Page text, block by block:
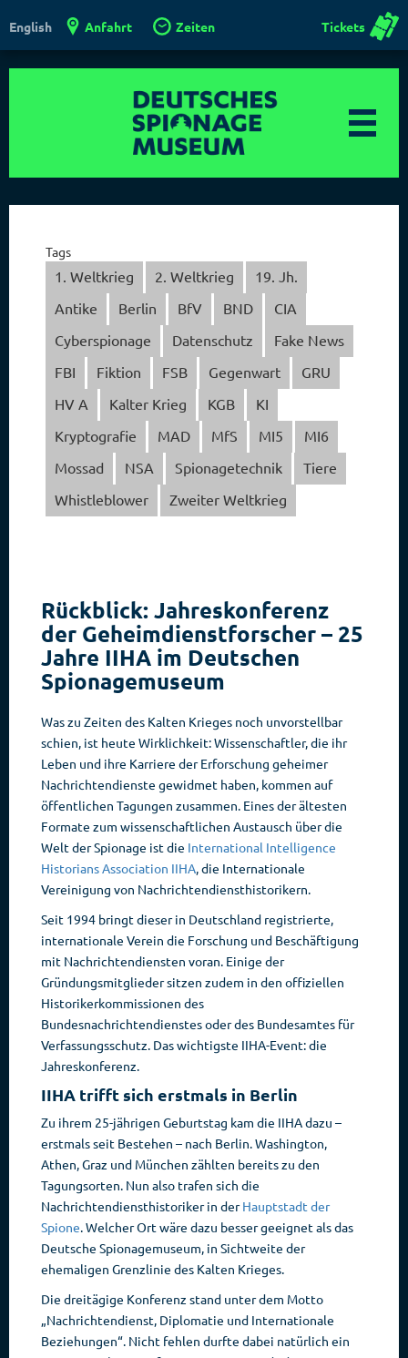
English Anfahrt Zeiten Tickets
Tags
1. Weltkrieg 2. Weltkrieg
19. Jh.
Antike
Berlin BfV BND
CIA
Cyberspionage
Datenschutz
Fake News
FBI
Fiktion FSB Gegenwart
GRU
HV A
Kalter Krieg KGB
KI
Kryptografie
MAD MfS MI5
MI6
Mossad
NSA Spionagetechnik
Tiere
Whistleblower
Zweiter Weltkrieg
Rückblick: Jahreskonferenz
der Geheimdienstforscher – 25
Jahre IIHA im Deutschen
Spionagemuseum
Was zu Zeiten des Kalten Krieges noch unvorstellbar
schien, ist heute Wirklichkeit: Wissenschaftler, die ihr
Leben und ihre Karriere der Erforschung geheimer
Nachrichtendienste gewidmet haben, kommen auf
öffentlichen Tagungen zusammen. Eines der ältesten
Formate zum wissenschaftlichen Austausch über die
Welt der Spionage ist die International Intelligence
Historians Association IIHA, die Internationale
Vereinigung von Nachrichtendiensthistorikern.
Seit 1994 bringt dieser in Deutschland registrierte,
internationale Verein die Forschung und Beschäftigung
mit Nachrichtendiensten voran. Einige der
Gründungsmitglieder sitzen zudem in den offiziellen
Historikerkommissionen des
Bundesnachrichtendienstes oder des Bundesamtes für
Verfassungsschutz. Das wichtigste IIHA-Event: die
Jahreskonferenz.
IIHA trifft sich erstmals in Berlin
Zu ihrem 25-jährigen Geburtstag kam die IIHA dazu –
erstmals seit Bestehen – nach Berlin. Washington,
Athen, Graz und München zählten bereits zu den
Tagungsorten. Nun also trafen sich die
Nachrichtendiensthistoriker in derHauptstadt der
Spione. Welcher Ort wäre dazu besser geeignet als das
Deutsche Spionagemuseum, in Sichtweite der
ehemaligen Grenzlinie des Kalten Krieges.
Die dreitägige Konferenz stand unter dem Motto
„Nachrichtendienst, Diplomatie und Internationale
Beziehungen“. Nicht fehlen durfte dabei natürlich ein